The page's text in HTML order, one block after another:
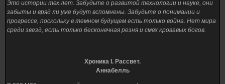
Это истории тех лет. Забудьте о развитой технологии и науке, они
забыты и вряд ли уже будут вспомнены. Забудьте о понимании и
прогрессе, поскольку в темном будущем есть только война. Нет мира
среди звезд, есть только бесконечная резня и смех кровавых богов.
Хроника I. Рассвет.
Аннабелль